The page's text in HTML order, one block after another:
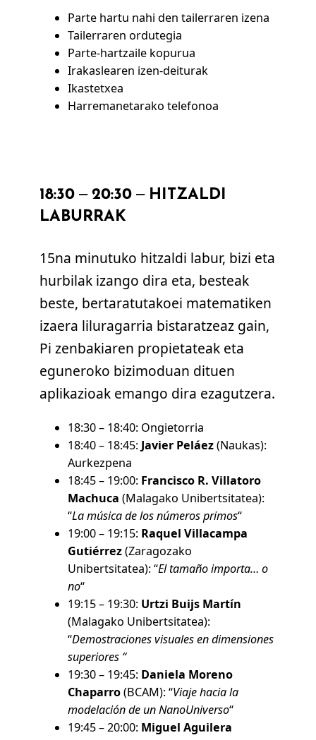
Parte hartu nahi den tailerraren izena
Tailerraren ordutegia
Parte-hartzaile kopurua
Irakaslearen izen-deiturak
Ikastetxea
Harremanetarako telefonoa
18:30 – 20:30 – HITZALDI
LABURRAK
15na minutuko hitzaldi labur, bizi eta
hurbilak izango dira eta, besteak
beste, bertaratutakoei matematiken
izaera liluragarria bistaratzeaz gain,
Pi zenbakiaren propietateak eta
eguneroko bizimoduan dituen
aplikazioak emango dira ezagutzera.
18:30 – 18:40: Ongietorria
18:40 – 18:45: Javier Peláez(Naukas):
Aurkezpena
18:45 – 19:00: Francisco R. Villatoro
Machuca (Malagako Unibertsitatea):
“La música de los números primos“
19:00 – 19:15: Raquel Villacampa
Gutiérrez(Zaragozako
Unibertsitatea): “El tamaño importa… o
no“
19:15 – 19:30: Urtzi Buijs Martín
(Malagako Unibertsitatea):
“Demostraciones visuales en dimensiones
superiores “
19:30 – 19:45: Daniela Moreno
Chaparro(BCAM): “Viaje hacia la
modelación de un NanoUniverso“
19:45 – 20:00: Miguel Aguilera